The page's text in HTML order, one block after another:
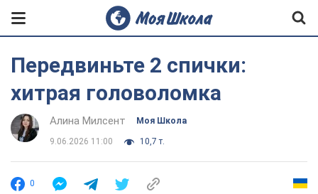
Передвиньте 2 спички:
хитрая головоломка
Алина Милсент Моя Школа
9.06.2026 11:00 10,7 т.
0